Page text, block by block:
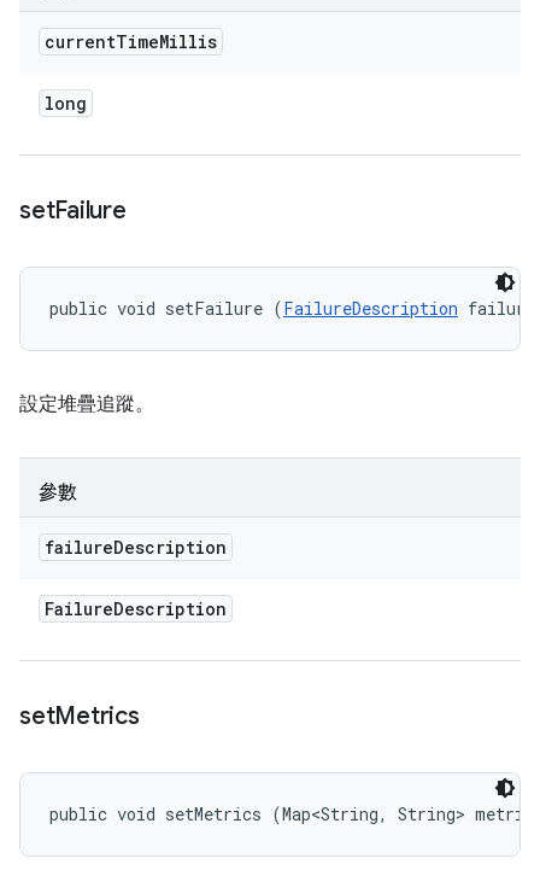
currentTimeMillis
long
setFailure
public void setFailure (FailureDescription
設定堆疊追蹤。
參數
failureDescription
FailureDescription
setMetrics
public void setMetrics (Map<String, String>